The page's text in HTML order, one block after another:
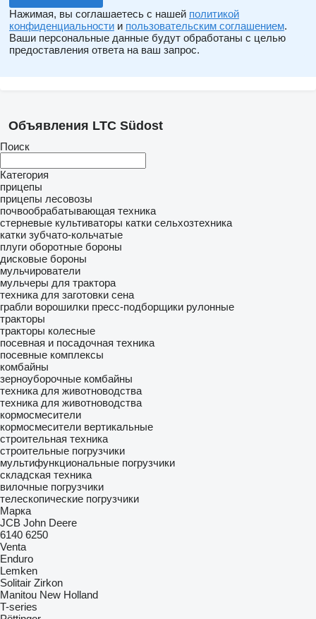
Нажимая, вы соглашаетесь с нашей политикой
конфиденциальности и пользовательским соглашением.
Ваши персональные данные будут обработаны с целью
предоставления ответа на ваш запрос.
Объявления LTC Südost
Поиск
Категория
прицепы
прицепы лесовозы
почвообрабатывающая техника
стерневые культиваторы катки сельхозтехника
катки зубчато-кольчатые
плуги оборотные бороны
дисковые бороны
мульчирователи
мульчеры для трактора
техника для заготовки сена
грабли ворошилки пресс-подборщики рулонные
тракторы
тракторы колесные
посевная и посадочная техника
посевные комплексы
комбайны
зерноуборочные комбайны
техника для животноводства
техника для животноводства
кормосмесители
кормосмесители вертикальные
строительная техника
строительные погрузчики
мультифункциональные погрузчики
складская техника
вилочные погрузчики
телескопические погрузчики
Марка
JCB John Deere
6140 6250
Venta
Enduro
Lemken
Solitair Zirkon
Manitou New Holland
T-series